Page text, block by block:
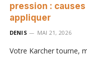
pression :
appliquer
DENIS MAI 21, 2026
Votre Karcher tourne,